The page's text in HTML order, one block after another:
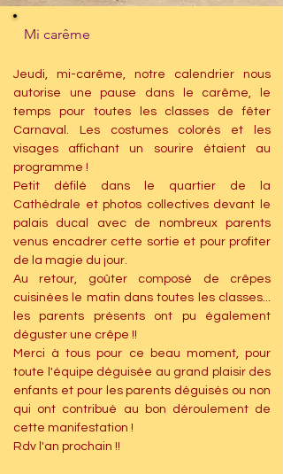
Mi carême
Jeudi, mi-carême, notre calendrier nous
autorise une pause dans le carême, le
temps pour toutes les classes de fêter
Carnaval. Les costumes colorés et les
visages affichant un sourire étaient au
programme !
Petit défilé dans le quartier de la
Cathédrale et photos collectives devant le
palais ducal avec de nombreux parents
venus encadrer cette sortie et pour profiter
de la magie du jour.
Au retour, goûter composé de crêpes
cuisinées le matin dans toutes les classes...
les parents présents ont pu également
déguster une crêpe !!
Merci à tous pour ce beau moment, pour
toute l'équipe déguisée au grand plaisir des
enfants et pour les parents déguisés ou non
qui ont contribué au bon déroulement de
cette manifestation !
Rdv l'an prochain !!